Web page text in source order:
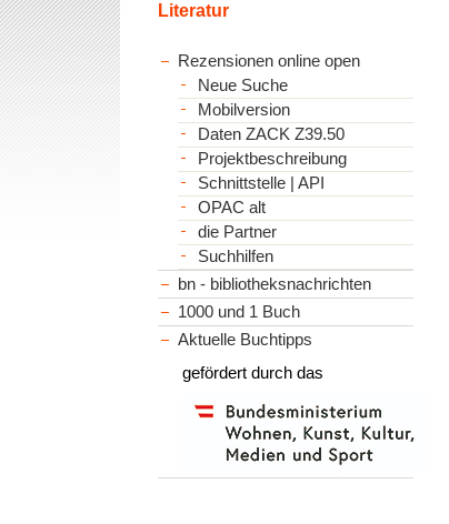
Literatur
Rezensionen online open
Neue Suche
Mobilversion
Daten ZACK Z39.50
Projektbeschreibung
Schnittstelle | API
OPAC alt
die Partner
Suchhilfen
bn - bibliotheksnachrichten
1000 und 1 Buch
Aktuelle Buchtipps
gefördert durch das